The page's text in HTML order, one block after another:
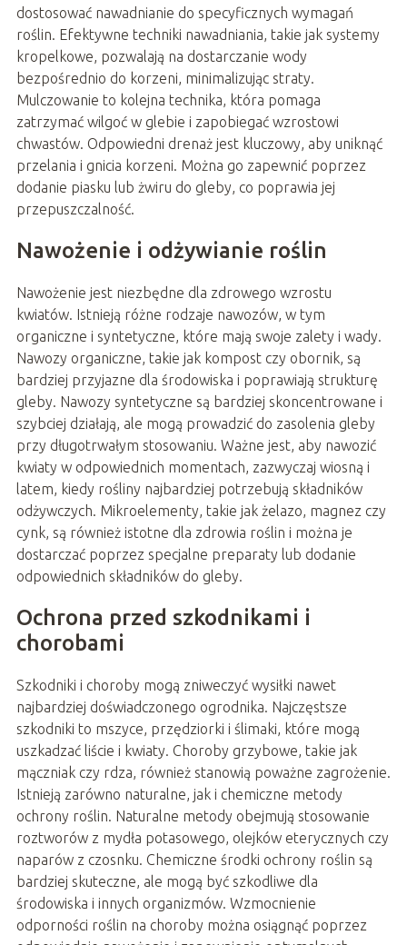
dostosować nawadnianie do specyficznych wymagań
roślin. Efektywne techniki nawadniania, takie jak systemy
kropelkowe, pozwalają na dostarczanie wody
bezpośrednio do korzeni, minimalizując straty.
Mulczowanie to kolejna technika, która pomaga
zatrzymać wilgoć w glebie i zapobiegać wzrostowi
chwastów. Odpowiedni drenaż jest kluczowy, aby uniknąć
przelania i gnicia korzeni. Można go zapewnić poprzez
dodanie piasku lub żwiru do gleby, co poprawia jej
przepuszczalność.
Nawożenie i odżywianie roślin
Nawożenie jest niezbędne dla zdrowego wzrostu
kwiatów. Istnieją różne rodzaje nawozów, w tym
organiczne i syntetyczne, które mają swoje zalety i wady.
Nawozy organiczne, takie jak kompost czy obornik, są
bardziej przyjazne dla środowiska i poprawiają strukturę
gleby. Nawozy syntetyczne są bardziej skoncentrowane i
szybciej działają, ale mogą prowadzić do zasolenia gleby
przy długotrwałym stosowaniu. Ważne jest, aby nawozić
kwiaty w odpowiednich momentach, zazwyczaj wiosną i
latem, kiedy rośliny najbardziej potrzebują składników
odżywczych. Mikroelementy, takie jak żelazo, magnez czy
cynk, są również istotne dla zdrowia roślin i można je
dostarczać poprzez specjalne preparaty lub dodanie
odpowiednich składników do gleby.
Ochrona przed szkodnikami i
chorobami
Szkodniki i choroby mogą zniweczyć wysiłki nawet
najbardziej doświadczonego ogrodnika. Najczęstsze
szkodniki to mszyce, przędziorki i ślimaki, które mogą
uszkadzać liście i kwiaty. Choroby grzybowe, takie jak
mączniak czy rdza, również stanowią poważne zagrożenie.
Istnieją zarówno naturalne, jak i chemiczne metody
ochrony roślin. Naturalne metody obejmują stosowanie
roztworów z mydła potasowego, olejków eterycznych czy
naparów z czosnku. Chemiczne środki ochrony roślin są
bardziej skuteczne, ale mogą być szkodliwe dla
środowiska i innych organizmów. Wzmocnienie
odporności roślin na choroby można osiągnąć poprzez